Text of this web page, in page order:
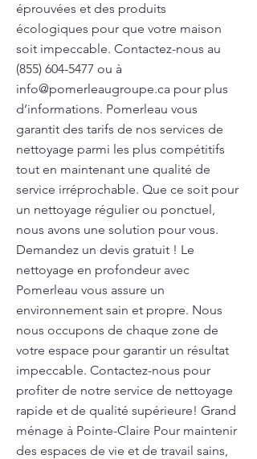
éprouvées et des produits
écologiques pour que votre maison
soit impeccable. Contactez-nous au
(855) 604-5477 ou à
info@pomerleaugroupe.ca pour plus
d’informations. Pomerleau vous
garantit des tarifs de nos services de
nettoyage parmi les plus compétitifs
tout en maintenant une qualité de
service irréprochable. Que ce soit pour
un nettoyage régulier ou ponctuel,
nous avons une solution pour vous.
Demandez un devis gratuit ! Le
nettoyage en profondeur avec
Pomerleau vous assure un
environnement sain et propre. Nous
nous occupons de chaque zone de
votre espace pour garantir un résultat
impeccable. Contactez-nous pour
profiter de notre service de nettoyage
rapide et de qualité supérieure! Grand
ménage à Pointe-Claire Pour maintenir
des espaces de vie et de travail sains,